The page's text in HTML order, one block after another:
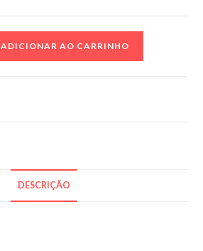
ADICIONAR AO CARRINHO
DESCRIÇÃO